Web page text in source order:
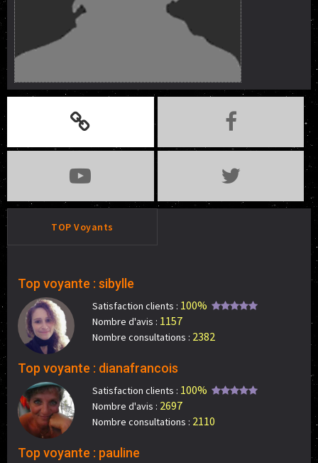
TOP Voyants
Top voyante : sibylle
Satisfaction clients : 100%
Nombre d'avis : 1157
Nombre consultations : 2382
Top voyante : dianafrancois
Satisfaction clients : 100%
Nombre d'avis : 2697
Nombre consultations : 2110
Top voyante : pauline